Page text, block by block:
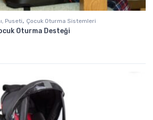
Puseti, Çocuk Oturma Sistemleri
Oturma Desteği